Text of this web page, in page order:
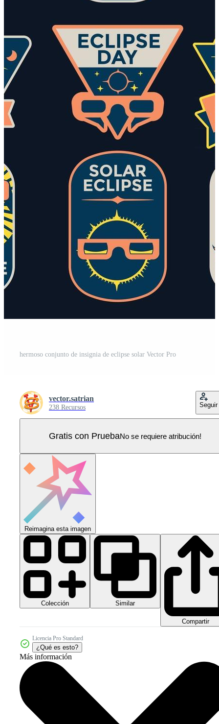
hermoso conjunto de insignia de eclipse solar Vector Pro
vector.satrian
238 Recursos Seguir
Gratis con PruebaNo se requiere atribución!
Reimagina esta imagen
Colección Similar
Compartir
Licencia Pro Standard
¿Qué es esto?
Más información